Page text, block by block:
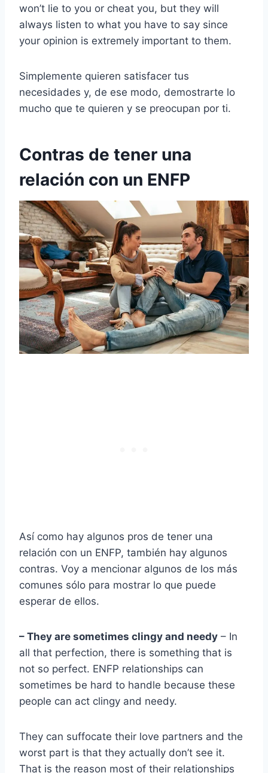
won’t lie to you or cheat you, but they will
always listen to what you have to say since
your opinion is extremely important to them.
Simplemente quieren satisfacer tus
necesidades y, de ese modo, demostrarte lo
mucho que te quieren y se preocupan por ti.
Contras de tener una
relación con un ENFP
Así como hay algunos pros de tener una
relación con un ENFP, también hay algunos
contras. Voy a mencionar algunos de los más
comunes sólo para mostrar lo que puede
esperar de ellos.
– They are sometimes clingy and needy – In
all that perfection, there is something that is
not so perfect. ENFP relationships can
sometimes be hard to handle because these
people can act clingy and needy.
They can suffocate their love partners and the
worst part is that they actually don’t see it.
That is the reason most of their relationships